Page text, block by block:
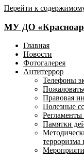
Перейти к
МУ ДО
Главная
Новости
Фотогалерея
Антитеррор
Телефоны
Правовая
Полезные
Регламенты
Памятки
терроризма